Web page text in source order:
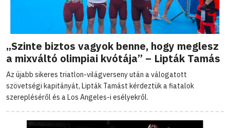
„Szinte biztos vagyok benne, hogy meglesz
a mixváltó olimpiai kvótája” – Lipták Tamás
Az újabb sikeres triatlon-világverseny után a válogatott
szövetségi kapitányát, Lipták Tamást kérdeztük a fiatalok
szerepléséről és a Los Angeles-i esélyekről.